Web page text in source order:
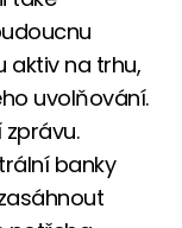
aktiv na trhu,
uvolňování.
banky